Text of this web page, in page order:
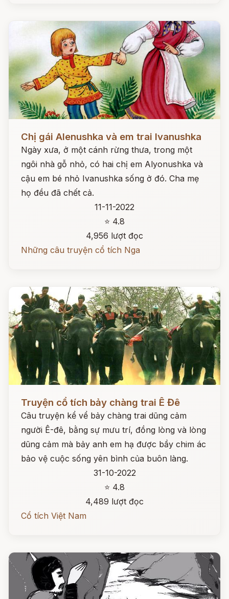
Chị gái Alenushka và em trai Ivanushka
Ngày xưa, ở một cánh rừng thưa, trong một
ngôi nhà gỗ nhỏ, có hai chị em Alyonushka và
cậu em bé nhỏ Ivanushka sống ở đó. Cha mẹ
họ đều đã chết cả.
11-11-2022
⭐ 4.8
4,956 lượt đọc
Những câu truyện cổ tích Nga
Truyện cổ tích bảy chàng trai Ê Đê
Câu truyện kể vể bảy chàng trai dũng cảm
người Ê-đê, bằng sự mưu trí, đồng lòng và lòng
dũng cảm mà bảy anh em hạ được bầy chim ác
bảo vệ cuộc sống yên bình của buôn làng.
31-10-2022
⭐ 4.8
4,489 lượt đọc
Cổ tích Việt Nam